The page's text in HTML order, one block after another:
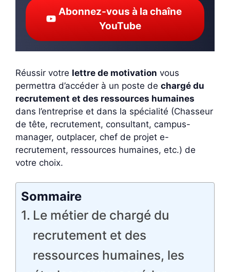
Abonnez-vous à la chaîne
YouTube
Réussir votre lettre de motivation vous
permettra d’accéder à un poste de chargé du
recrutement et des ressources humaines
dans l’entreprise et dans la spécialité (Chasseur
de tête, recrutement, consultant, campus-
manager, outplacer, chef de projet e-
recrutement, ressources humaines, etc.) de
votre choix.
Sommaire
Le métier de chargé du
recrutement et des
ressources humaines, les